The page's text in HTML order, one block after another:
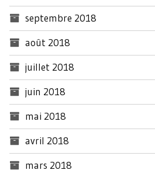
septembre 2018
août 2018
juillet 2018
juin 2018
mai 2018
avril 2018
mars 2018